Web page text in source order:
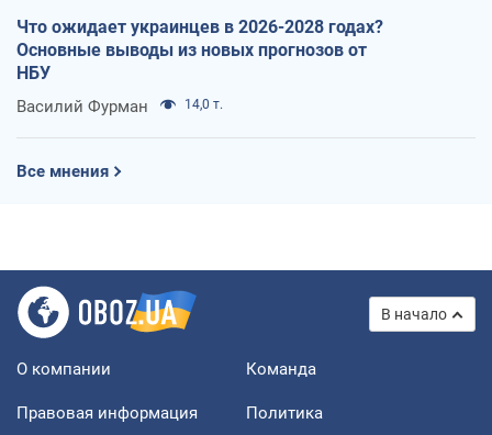
Что ожидает украинцев в 2026-2028 годах?
Основные выводы из новых прогнозов от
НБУ
Василий Фурман 14,0 т.
Все мнения
В начало
О компании Команда
Правовая информация
Политика